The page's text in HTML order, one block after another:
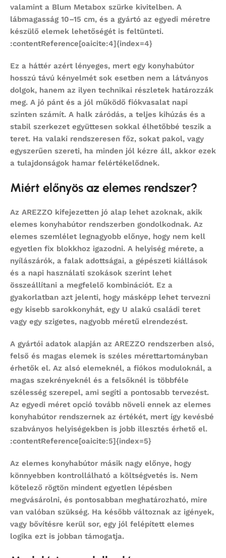
valamint a Blum Metabox szürke kivitelben. A
lábmagasság 10–15 cm, és a gyártó az egyedi méretre
készülő elemek lehetőségét is feltünteti.
:contentReference[oaicite:4]{index=4}
Ez a háttér azért lényeges, mert egy konyhabútor
hosszú távú kényelmét sok esetben nem a látványos
dolgok, hanem az ilyen technikai részletek határozzák
meg. A jó pánt és a jól működő fiókvasalat napi
szinten számít. A halk záródás, a teljes kihúzás és a
stabil szerkezet együttesen sokkal élhetőbbé teszik a
teret. Ha valaki rendszeresen főz, sokat pakol, vagy
egyszerűen szereti, ha minden jól kézre áll, akkor ezek
a tulajdonságok hamar felértékelődnek.
Miért előnyös az elemes rendszer?
Az AREZZO kifejezetten jó alap lehet azoknak, akik
elemes konyhabútor rendszerben gondolkodnak. Az
elemes szemlélet legnagyobb előnye, hogy nem kell
egyetlen fix blokkhoz igazodni. A helyiség mérete, a
nyílászárók, a falak adottságai, a gépészeti kiállások
és a napi használati szokások szerint lehet
összeállítani a megfelelő kombinációt. Ez a
gyakorlatban azt jelenti, hogy másképp lehet tervezni
egy kisebb sarokkonyhát, egy U alakú családi teret
vagy egy szigetes, nagyobb méretű elrendezést.
A gyártói adatok alapján az AREZZO rendszerben alsó,
felső és magas elemek is széles mérettartományban
érhetők el. Az alsó elemeknél, a fiókos moduloknál, a
magas szekrényeknél és a felsőknél is többféle
szélesség szerepel, ami segíti a pontosabb tervezést.
Az egyedi méret opció tovább növeli ennek az elemes
konyhabútor rendszernek az értékét, mert így kevésbé
szabványos helyiségekben is jobb illesztés érhető el.
:contentReference[oaicite:5]{index=5}
Az elemes konyhabútor másik nagy előnye, hogy
könnyebben kontrollálható a költségvetés is. Nem
kötelező rögtön mindent egyetlen lépésben
megvásárolni, és pontosabban meghatározható, mire
van valóban szükség. Ha később változnak az igények,
vagy bővítésre kerül sor, egy jól felépített elemes
logika ezt is jobban támogatja.